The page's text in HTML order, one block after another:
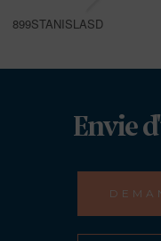
899STANISLASD
Envie